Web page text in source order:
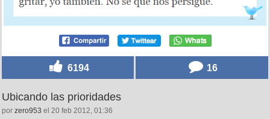
6194 16
Ubicando las prioridades
por zero953 el 20 feb 2012, 01:36